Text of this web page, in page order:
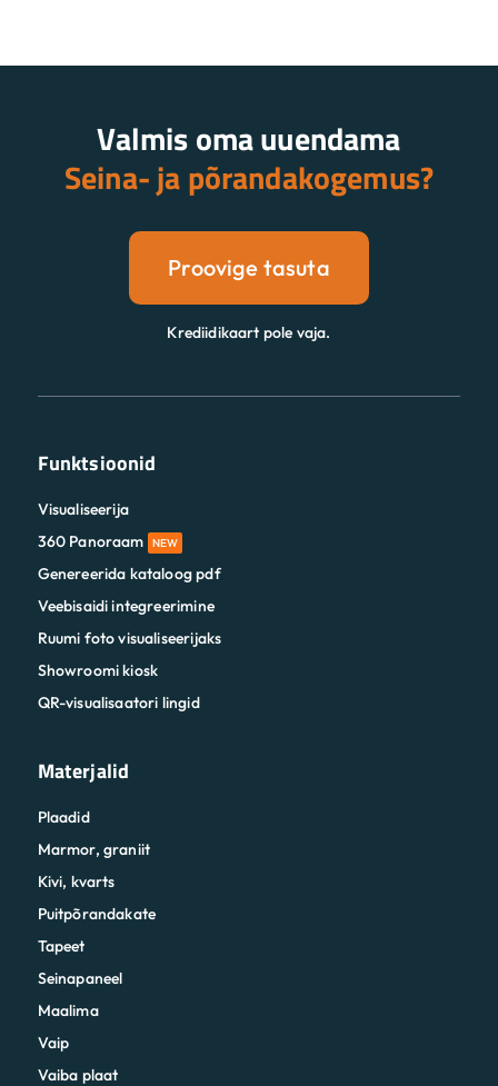
Valmis oma uuendama
Seina- ja põrandakogemus?
Proovige tasuta
Krediidikaart pole vaja.
Funktsioonid
Visualiseerija
360 Panoraam
NEW
Genereerida kataloog pdf
Veebisaidi integreerimine
Ruumi foto visualiseerijaks
Showroomi kiosk
QR-visualisaatori lingid
Materjalid
Plaadid
Marmor, graniit
Kivi, kvarts
Puitpõrandakate
Tapeet
Seinapaneel
Maalima
Vaip
Vaiba plaat